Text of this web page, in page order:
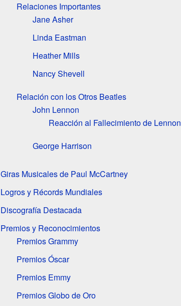
Relaciones Importantes
Jane Asher
Linda Eastman
Heather Mills
Nancy Shevell
Relación con los Otros Beatles
John Lennon
Reacción al Fallecimiento de Lennon
George Harrison
Giras Musicales de Paul McCartney
Logros y Récords Mundiales
Discografía Destacada
Premios y Reconocimientos
Premios Grammy
Premios Óscar
Premios Emmy
Premios Globo de Oro